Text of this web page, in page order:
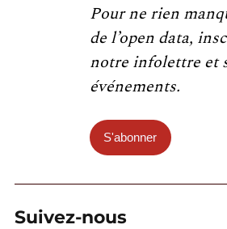
Pour ne rien
de l’open data,
notre infolettre et
événements.
S'abonner
Suivez-nous